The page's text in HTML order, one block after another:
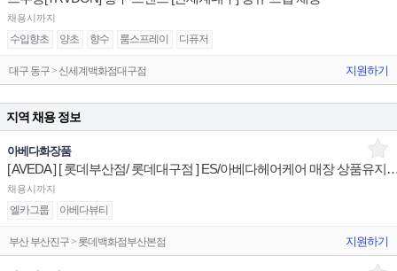
채용시까지
수입향초 양초 향수 룸스프레이 디퓨저
대구 동구 > 신세계백화점대구점 지원하기
지역 채용 정보
아베다화장품
[ AVEDA ] [ 롯데부산점/ 롯데대구점 ] ES/아베다
채용시까지
엘카그룹 아베다뷰티
부산 부산진구 > 롯데백화점부산본점 지원하기